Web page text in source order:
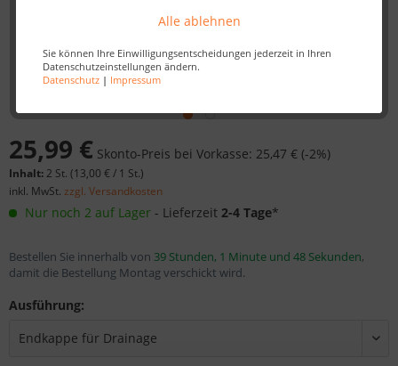
Alle ablehnen
Sie können Ihre Einwilligungsentscheidungen jederzeit in Ihren
Datenschutzeinstellungen ändern.
Datenschutz| Impressum
25,99 € Skonto-Preis bei Vorkasse: 25,47 € (-2%)
Inhalt: 2 St. (13,00 €/ 1 St.)
inkl. MwSt. zzgl. Versandkosten
Nur noch 2 auf Lager - Lieferzeit 2-4 Tage*
Bestellen Sie innerhalb von 39 Stunden, 1 Minute und 48 Sekunden,
damit die Bestellung Montag verschickt wird.
Ausführung: